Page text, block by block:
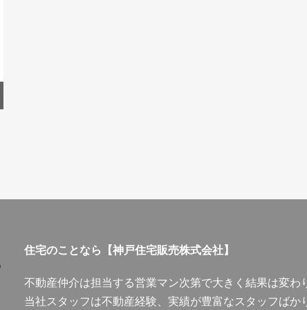
住宅のことなら【神戸住宅販売株式会社】
不動産仲介は担当する営業マン次第で大きく結果は変わ
当社スタッフは不動産経験、実績が豊富なスタッフばか